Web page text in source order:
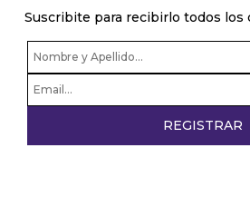
Suscribite para recibirlo todos los